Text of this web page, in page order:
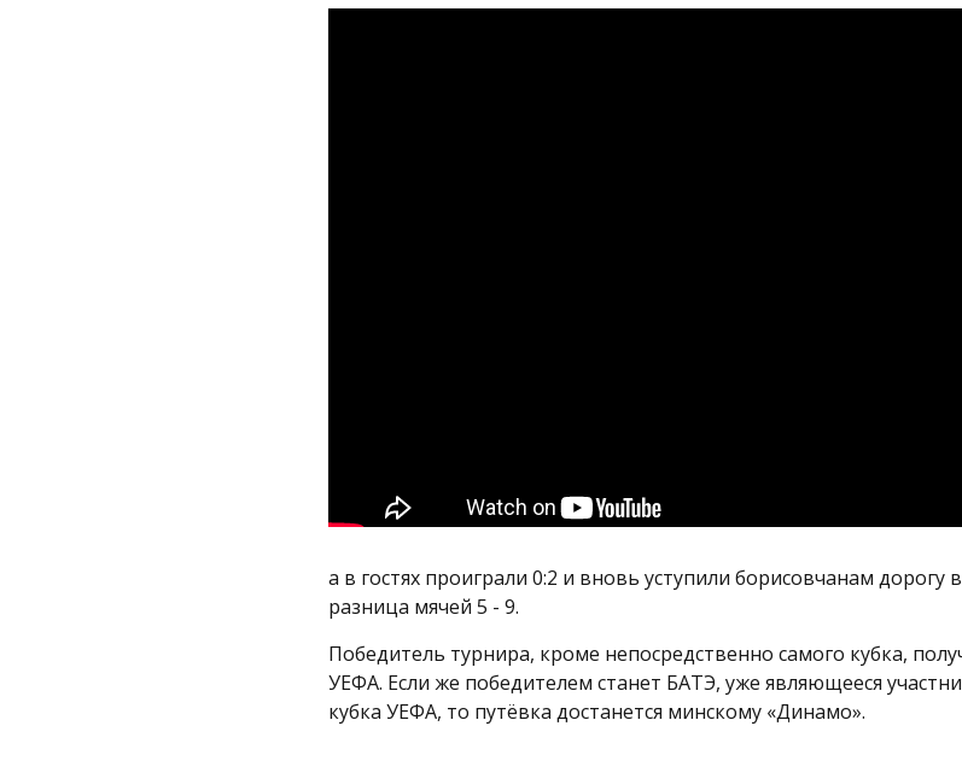
а в гостях проиграли 0:2 и вновь уступили борисовчанам
разница мячей 5 - 9.
Победитель турнира, кроме непосредственно самого кубка,
УЕФА. Если же победителем станет БАТЭ, уже являющееся
кубка УЕФА, то путёвка достанется минскому «Динамо».